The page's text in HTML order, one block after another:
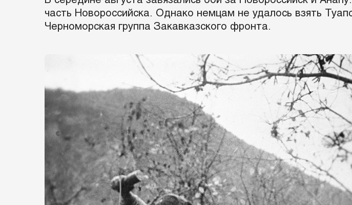
часть Новороссийска. Однако немцам не удалось взять
Черноморская группа Закавказского фронта.